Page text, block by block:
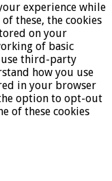
experience while
these, the cookies
on your
of basic
use third-party
how you use
in your browser
option to opt-out
of these cookies